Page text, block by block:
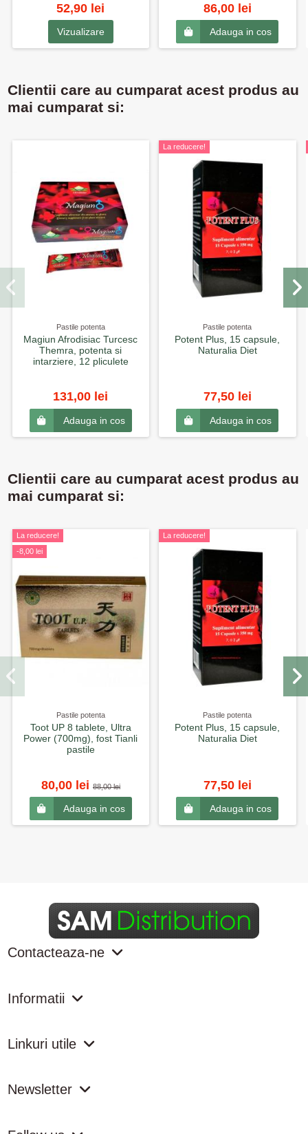
52,90 lei
Vizualizare
86,00 lei
Adauga in cos
Clientii care au cumparat acest produs au
mai cumparat si:
Pastile potenta
Magiun Afrodisiac Turcesc
Themra, potenta si
intarziere, 12 pliculete
131,00 lei
Adauga in cos
La reducere!
Pastile potenta
Potent Plus, 15 capsule,
Naturalia Diet
77,50 lei
Adauga in cos
Clientii care au cumparat acest produs au
mai cumparat si:
La reducere!
-8,00 lei
Pastile potenta
Toot UP 8 tablete, Ultra
Power (700mg), fost Tianli
pastile
80,00 lei 88,00 lei
Adauga in cos
La reducere!
Pastile potenta
Potent Plus, 15 capsule,
Naturalia Diet
77,50 lei
Adauga in cos
Contacteaza-ne
Informatii
Linkuri utile
Newsletter